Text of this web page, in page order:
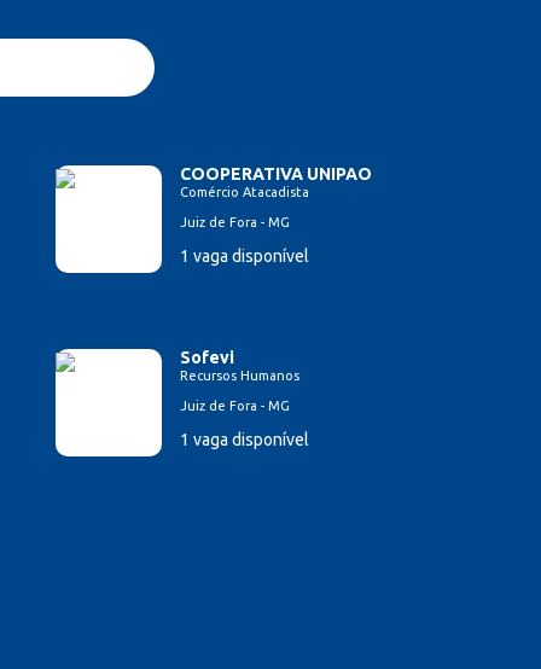
COOPERATIVA UNIPAO
Comércio Atacadista
Juiz de Fora - MG
1 vaga disponível
Sofevi
Recursos Humanos
Juiz de Fora - MG
1 vaga disponível